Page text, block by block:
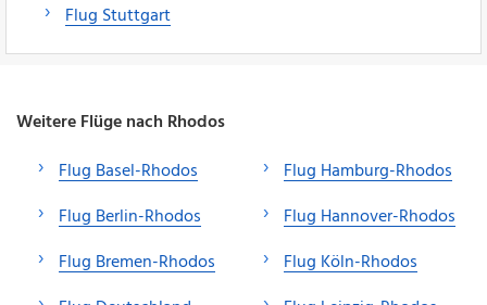
Flug Stuttgart
Weitere Flüge nach Rhodos
Flug Basel-Rhodos
Flug Berlin-Rhodos
Flug Bremen-Rhodos
Flug Hamburg-Rhodos
Flug Hannover-Rhodos
Flug Köln-Rhodos